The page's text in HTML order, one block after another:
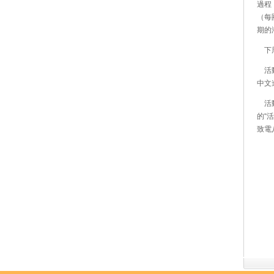
過程
（
期的
下
活
中文
活
的“
致電